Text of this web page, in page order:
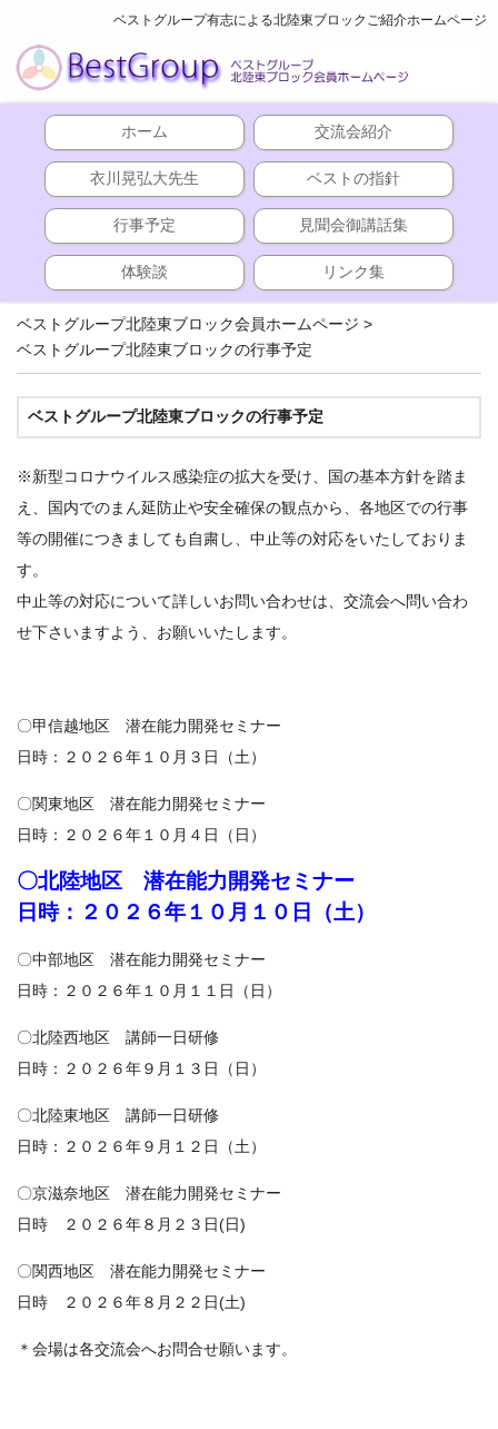
ベストグループ有志による北陸東ブロックご紹介ホームページ
ホーム 交流会紹介
衣川晃弘大先生 ベストの指針
行事予定 見聞会御講話集
体験談 リンク集
ベストグループ北陸東ブロック会員ホームページ >
ベストグループ北陸東ブロックの行事予定
ベストグループ北陸東ブロックの行事予定
※新型コロナウイルス感染症の拡大を受け、国の基本方針を踏ま
え、国内でのまん延防止や安全確保の観点から、各地区での行事
等の開催につきましても自粛し、中止等の対応をいたしておりま
す。
中止等の対応について詳しいお問い合わせは、交流会へ問い合わ
せ下さいますよう、お願いいたします。
〇甲信越地区 潜在能力開発セミナー
日時：２０２６年１０月３日（土）
〇関東地区 潜在能力開発セミナー
日時：２０２６年１０月４日（日）
〇北陸地区 潜在能力開発セミナー
日時：２０２６年１０月１０日（土）
〇中部地区 潜在能力開発セミナー
日時：２０２６年１０月１１日（日）
〇北陸西地区 講師一日研修
日時：２０２６年９月１３日（日）
〇北陸東地区 講師一日研修
日時：２０２６年９月１２日（土）
〇京滋奈地区 潜在能力開発セミナー
日時 ２０２６年８月２３日(日)
〇関西地区 潜在能力開発セミナー
日時 ２０２６年８月２２日(土)
＊会場は各交流会へお問合せ願います。